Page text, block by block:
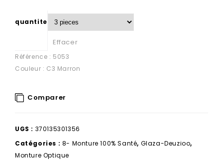
quantite
Effacer
Référence : 5053
Couleur : C3 Marron
Comparer
UGS : 370135301356
Catégories : 8- Monture 100% Santé, Glaza-Deuzioo,
Monture Optique